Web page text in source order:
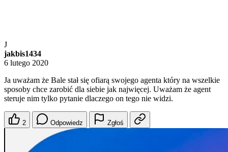
J
jakbis1434
6 lutego 2020
Ja uważam że Bale stał się ofiarą swojego agenta który na wszelkie
sposoby chce zarobić dla siebie jak najwięcej. Uważam że agent
steruje nim tylko pytanie dlaczego on tego nie widzi.
2 Odpowiedz Zgłoś